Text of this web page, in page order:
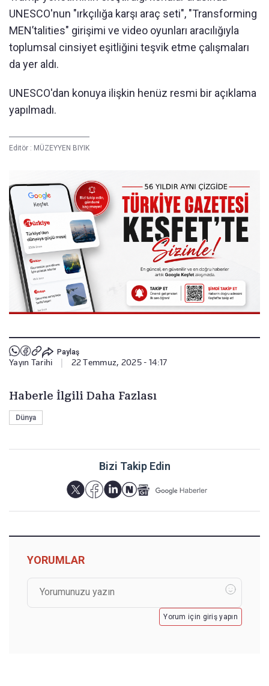
UNESCO'nun "ırkçılığa karşı araç seti", "Transforming
MEN’talities" girişimi ve video oyunları aracılığıyla
toplumsal cinsiyet eşitliğini teşvik etme çalışmaları
da yer aldı.
UNESCO'dan konuya ilişkin henüz resmi bir açıklama
yapılmadı.
Editör : MÜZEYYEN BIYIK
Paylaş
Yayın Tarihi 22 Temmuz, 2025 - 14:17
Haberle İlgili Daha Fazlası
Dünya
Bizi Takip Edin
YORUMLAR
Yorum için giriş yapın